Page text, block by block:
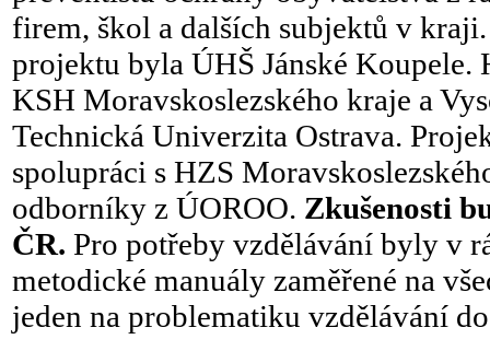
firem, škol a dalších subjektů v
projektu byla ÚHŠ Jánské
KSH Moravskoslezského kraje a
Technická Univerzita Ostrava.
spolupráci s HZS
odborníky z ÚOROO. Zkušenosti
ČR. Pro potřeby vzdělávání byly v
metodické manuály zaměřené na
jeden na problematiku vzdělávání